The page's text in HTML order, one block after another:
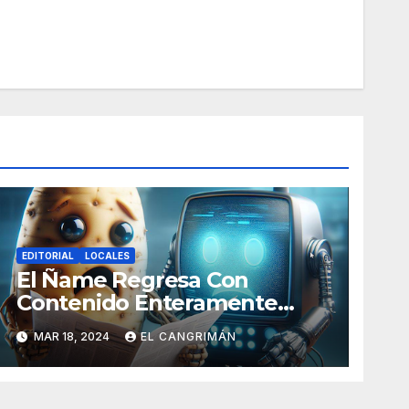
EDITORIAL LOCALES
El Ñame Regresa Con
Contenido Enteramente
Generado Por Inteligencia
Artificial
MAR 18, 2024 EL CANGRIMÁN